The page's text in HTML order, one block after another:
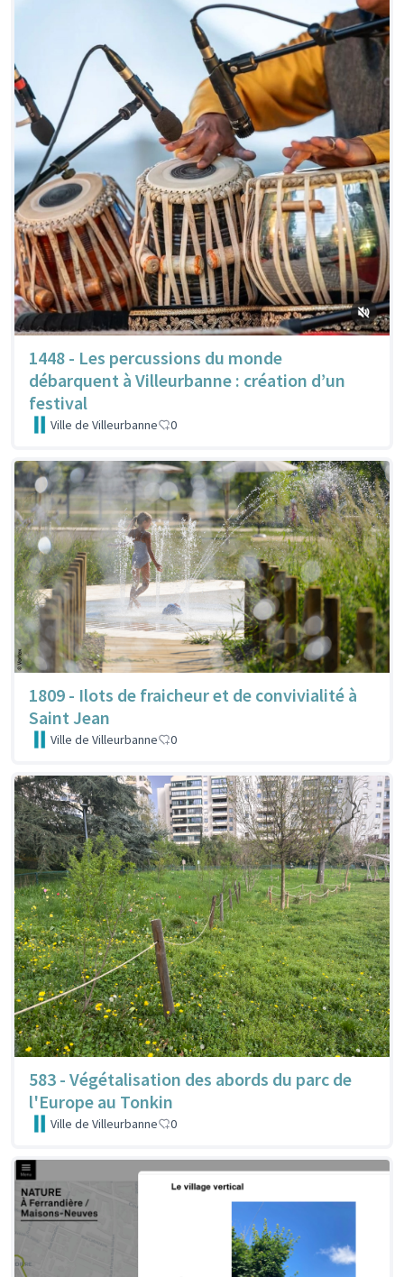
1448 - Les percussions du monde
débarquent à Villeurbanne : création d’un
festival
Ville de Villeurbanne 0
1809 - Ilots de fraicheur et de convivialité à
Saint Jean
Ville de Villeurbanne 0
583 - Végétalisation des abords du parc de
l'Europe au Tonkin
Ville de Villeurbanne 0